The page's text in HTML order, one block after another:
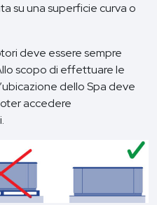
su una superficie curva o
deve essere sempre
scopo di effettuare le
dello Spa deve
accedere